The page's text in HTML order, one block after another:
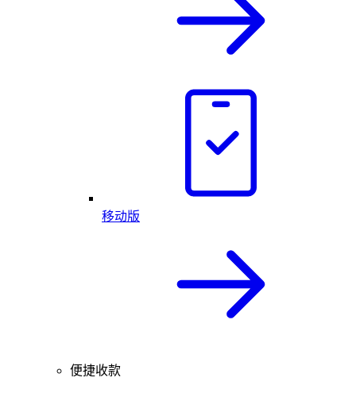
移动版
便捷收款